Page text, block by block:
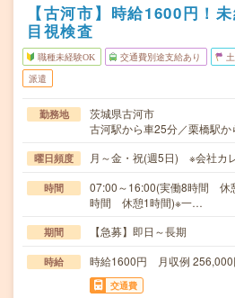
【古河市】時給1600円！
目視検査
職種未経験OK 交通費別途支給あり
派遣
勤務地
茨城県古河市
古河駅から車25分／栗橋駅か
曜日頻度 月～金・祝(週5日) ※会社カ
時間
07:00～16:00(実働8時間 休
時間 休憩1時間)※一…
期間 【急募】即日～長期
時給 時給1600円 月収例 256,000
交通費